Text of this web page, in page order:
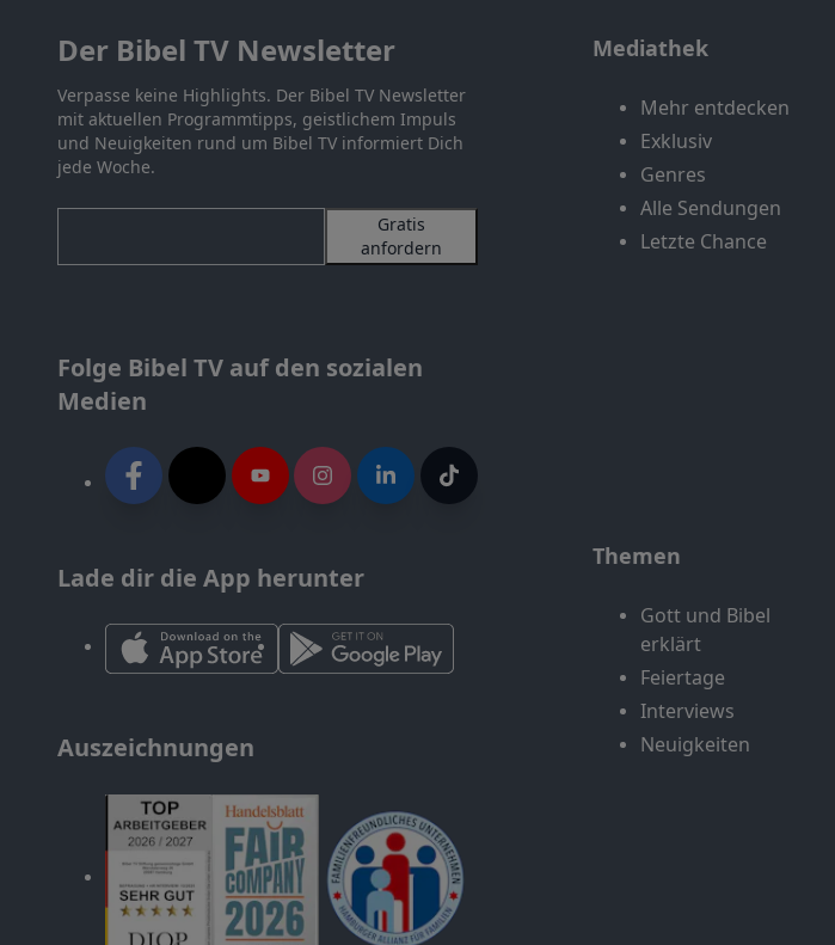
Der Bibel TV Newsletter
Verpasse keine Highlights. Der Bibel TV Newsletter
mit aktuellen Programmtipps, geistlichem Impuls
und Neuigkeiten rund um Bibel TV informiert Dich
jede Woche.
Gratis
anfordern
Folge Bibel TV auf den sozialen
Medien
Lade dir die App herunter
Auszeichnungen
Mediathek
Mehr entdecken
Exklusiv
Genres
Alle Sendungen
Letzte Chance
Themen
Gott und Bibel
erklärt
Feiertage
Interviews
Neuigkeiten